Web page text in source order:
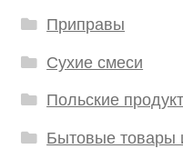
Приправы
Сухие смеси
Польские
Бытовые товары